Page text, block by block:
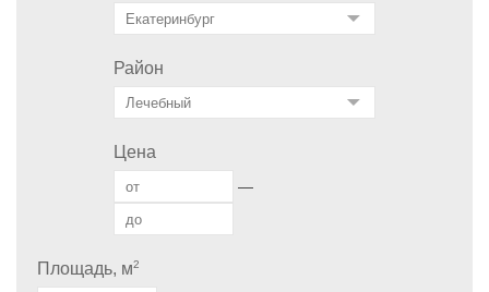
Район
Цена
—
Площадь, м2